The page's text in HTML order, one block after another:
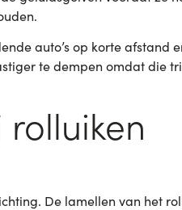
auto’s op korte afstand
te dempen omdat die
De lamellen van het